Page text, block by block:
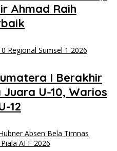
Ahmad Raih
I Berakhir
Juara U-10, Warios
12